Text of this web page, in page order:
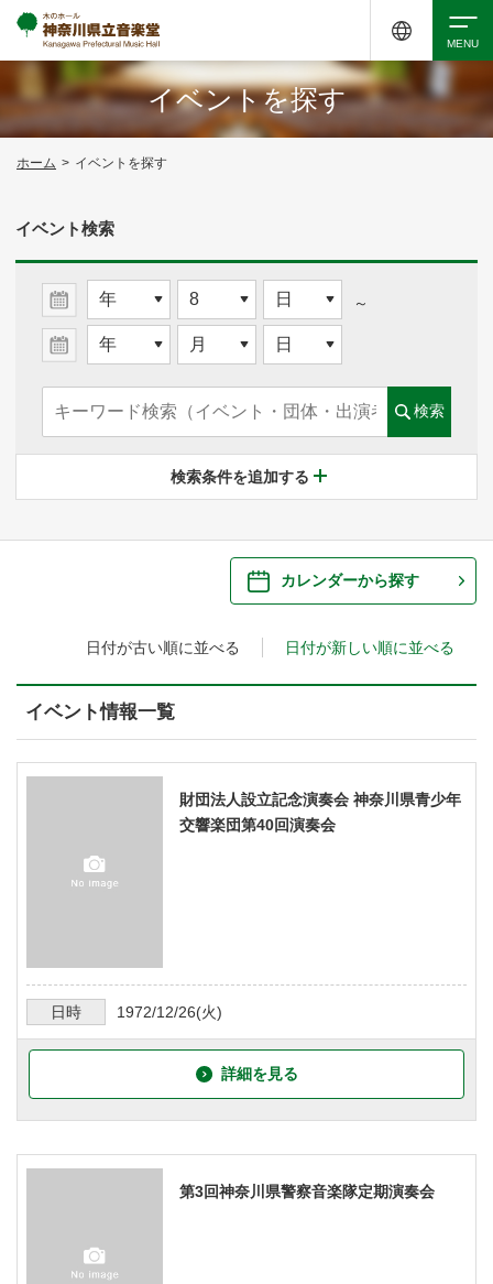
イベントを探す
・ イベント一覧
・ イベントカレンダー
・ 館内サービス・アクセシビリティ
・ よくある質問
・ 施設を借りる
・ 空き状況
音楽堂について
・ 音楽堂のご案内
・ 建築見学ツアー
神奈川県立音楽堂
SNS
検索
イベントを探す
ホーム > イベントを探す
イベント検索
～
検索
検索条件を追加する
カレンダーから探す
日付が古い順に並べる 日付が新しい順に並べる
イベント情報一覧
財団法人設立記念演奏会 神奈川県青少年
交響楽団第40回演奏会
日時 1972/12/26(火)
詳細を見る
第3回神奈川県警察音楽隊定期演奏会